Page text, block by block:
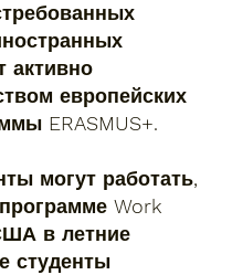
активно
европейских
ERASMUS+.
могут работать,
Work
в летние
студенты